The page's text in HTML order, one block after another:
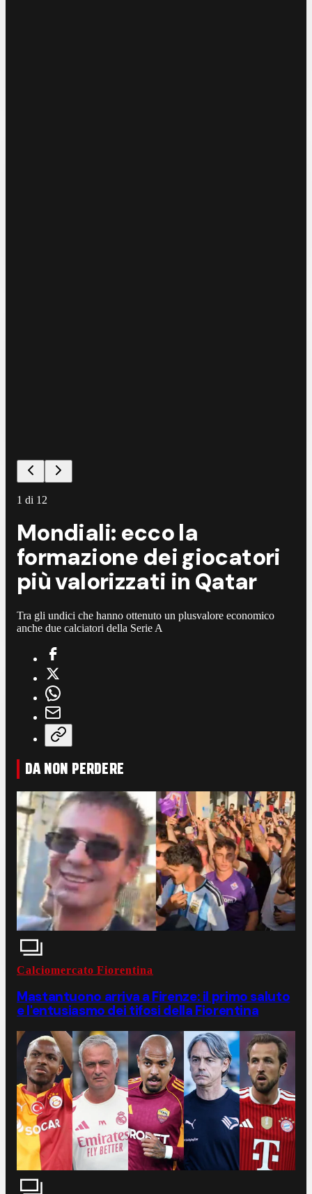
1 di 12
Mondiali: ecco la
formazione dei giocatori
più valorizzati in Qatar
Tra gli undici che hanno ottenuto un plusvalore economico
anche due calciatori della Serie A
DA NON PERDERE
Calciomercato Fiorentina
Mastantuono arriva a Firenze: il primo saluto
e l'entusiasmo dei tifosi della Fiorentina